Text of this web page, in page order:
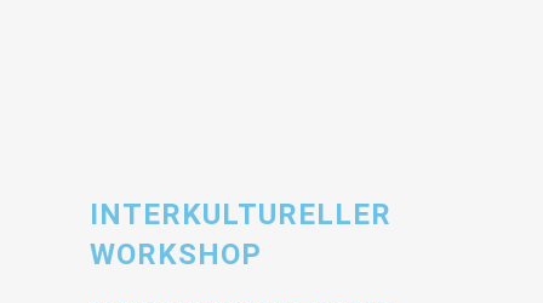
INTERKULTURELLER
WORKSHOP